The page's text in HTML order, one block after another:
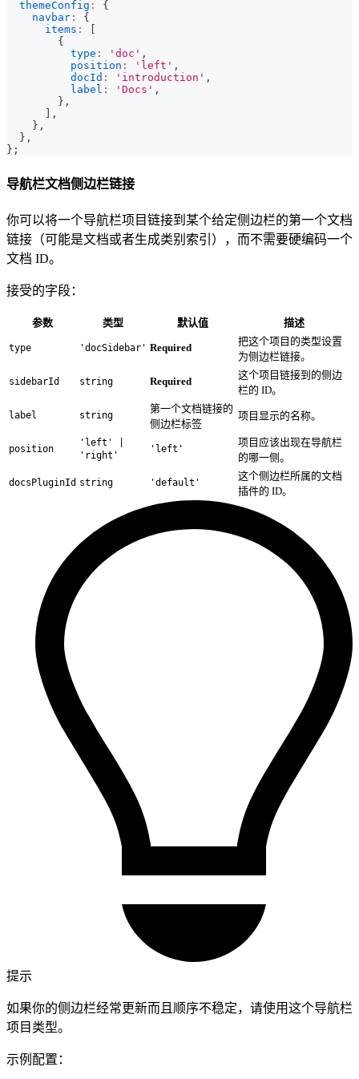
themeConfig :
{
navbar :
{
items :
{
type : 'doc' ,
position : 'left' ,
docId : 'introduction' ,
label : 'Docs' ,
} ,
,
} ,
} ,
} ;
导航栏文档侧边栏链接
你可以将一个导航栏项目链接到某个给定侧边栏的第一个文档
链接（可能是文档或者生成类别索引），而不需要硬编码一个
文档 ID。
接受的字段：
参数 类型 默认值 描述
type 'docSidebar' Required
把这个项目的类型设置
为侧边栏链接。
sidebarId string Required
这个项目链接到的侧边
栏的 ID。
label string
第一个文档链接的
侧边栏标签
项目显示的名称。
position
'left' |
'right'
'left'
项目应该出现在导航栏
的哪一侧。
docsPluginId string 'default'
这个侧边栏所属的文档
插件的 ID。
提示
如果你的侧边栏经常更新而且顺序不稳定，请使用这个导航栏
项目类型。
示例配置：